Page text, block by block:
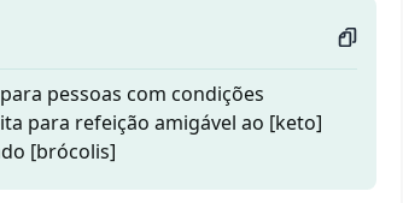
pessoas com condições
para refeição amigável ao [keto]
[brócolis]